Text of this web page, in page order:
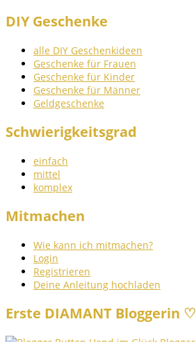
DIY Geschenke
alle DIY Geschenkideen
Geschenke für Frauen
Geschenke für Kinder
Geschenke für Männer
Geldgeschenke
Schwierigkeitsgrad
einfach
mittel
komplex
Mitmachen
Wie kann ich mitmachen?
Login
Registrieren
Deine Anleitung hochladen
Erste DIAMANT Bloggerin ♡